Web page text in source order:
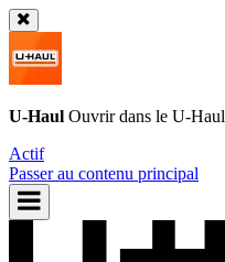
U-Haul Ouvrir dans le U-Haul
Actif
Passer au contenu principal